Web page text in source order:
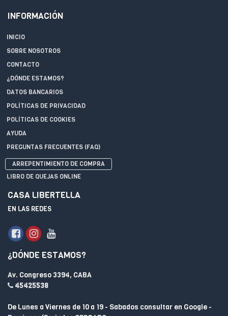
INFORMACIÓN
INICIO
SOBRE NOSOTROS
CONTACTO
¿DÓNDE ESTAMOS?
DATOS BANCARIOS
POLÍTICAS DE PRIVACIDAD
POLÍTICAS DE COOKIES
AYUDA
PREGUNTAS FRECUENTES (FAQ)
ARREPENTIMIENTO DE COMPRA
LIBRO DE QUEJAS ONLINE
CASA LIBERTELLA
EN LAS REDES
¿DÓNDE ESTAMOS?
Av. Congreso 3394, CABA
45425538
De Lunes a Viernes de 10 a 19 - Sabados consultar en Google -